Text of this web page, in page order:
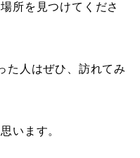
所を見つけてくださ
た人はぜひ、訪れてみ
います。